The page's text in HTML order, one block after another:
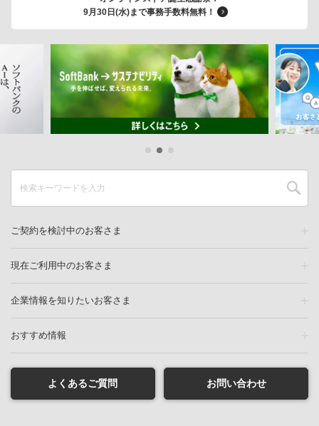
9月30日(水)まで事務手数料無料！
ご契約を検討中のお客さま
現在ご利用中のお客さま
企業情報を知りたいお客さま
おすすめ情報
よくあるご質問 お問い合わせ